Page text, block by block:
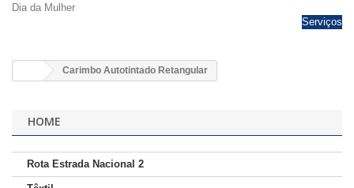
Dia da Mulher
Serviços
Carimbo Autotintado Retangular
HOME
Rota Estrada Nacional 2